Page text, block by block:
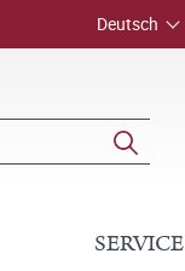
Deutsch
SERVICE